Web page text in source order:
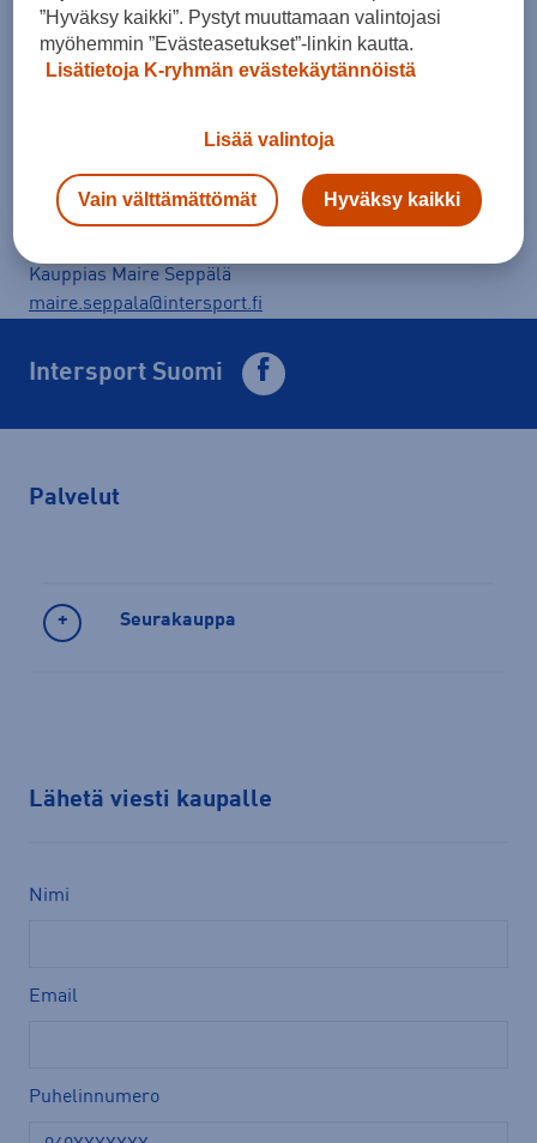
0102811999
pori@intersport.fi
Kauppias Aki Seppälä
aki.seppala@intersport.fi
Kauppias Maire Seppälä
maire.seppala@intersport.fi
Intersport Suomi
Palvelut
Seurakauppa
Lähetä viesti kaupalle
Nimi
Email
Puhelinnumero
”Hyväksy kaikki”. Pystyt muuttamaan valintojasi
myöhemmin ”Evästeasetukset”-linkin kautta.
Lisätietoja K-ryhmän evästekäytännöistä
Lisää valintoja
Vain välttämättömät Hyväksy kaikki